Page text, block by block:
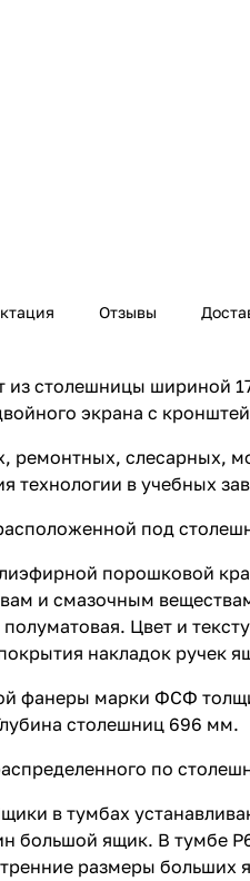
Отзывы
из столешницы
экрана с
ремонтных, слесарных,
технологии в учебных
под
порошковой
и смазочным
Цвет и
накладок ручек
фанеры марки ФСФ
столешниц 696 мм.
по
в тумбах
большой ящик. В тумбе
размеры